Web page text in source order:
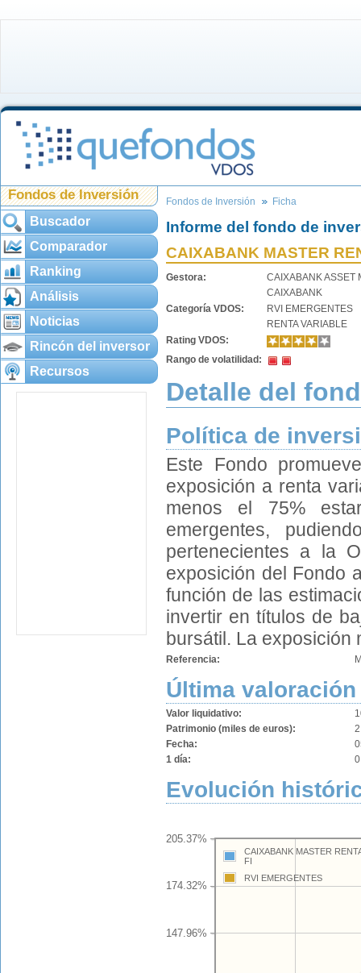
Fondos de Inversión
Buscador
Comparador
Ranking
Análisis
Noticias
Rincón del inversor
Recursos
Fondos de Inversión Ficha
Informe del fondo de
CAIXABANK MASTER
Gestora:
CAIXABANK ASSET
CAIXABANK
Categoría VDOS:
RVI EMERGENTES
RENTA VARIABLE
Rating VDOS:
Rango de volatilidad:
Detalle del
Política de
Este Fondo
exposición a renta
menos el 75%
emergentes,
pertenecientes a la
exposición del Fondo
función de las
invertir en títulos de
bursátil. La exposición
Referencia:
Última valoración
Valor liquidativo:
Patrimonio (miles de euros):
Fecha:
1 día:
Evolución
147.96%
174.32%
205.37%
CAIXABANK MASTER
FI
RVI EMERGENTES